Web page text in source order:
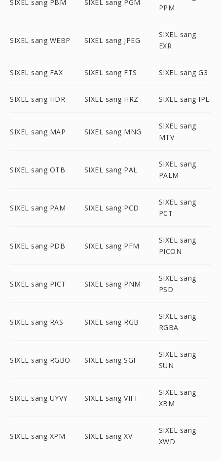
SIXEL sang PBM SIXEL sang PGM
PPM
SIXEL sang WEBP SIXEL sang JPEG
SIXEL sang
EXR
SIXEL sang FAX SIXEL sang FTS SIXEL sang G3
SIXEL sang HDR SIXEL sang HRZ SIXEL sang IPL
SIXEL sang MAP SIXEL sang MNG
SIXEL sang
MTV
SIXEL sang OTB SIXEL sang PAL
SIXEL sang
PALM
SIXEL sang PAM SIXEL sang PCD
SIXEL sang
PCT
SIXEL sang PDB SIXEL sang PFM
SIXEL sang
PICON
SIXEL sang PICT SIXEL sang PNM
SIXEL sang
PSD
SIXEL sang RAS SIXEL sang RGB
SIXEL sang
RGBA
SIXEL sang RGBO SIXEL sang SGI
SIXEL sang
SUN
SIXEL sang UYVY SIXEL sang VIFF
SIXEL sang
XBM
SIXEL sang XPM SIXEL sang XV
SIXEL sang
XWD